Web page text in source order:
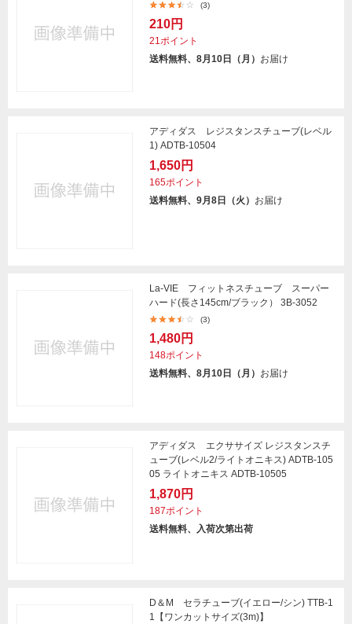
(3)
210円
21ポイント
送料無料、8月10日（月） お届け
アディダス レジスタンスチューブ(レベル
1) ADTB-10504
1,650円
165ポイント
送料無料、9月8日（火） お届け
La-VIE フィットネスチューブ スーパー
ハード(長さ145cm/ブラック） 3B-3052
(3)
1,480円
148ポイント
送料無料、8月10日（月） お届け
アディダス エクササイズ レジスタンスチ
ューブ(レベル2/ライトオニキス) ADTB-105
05 ライトオニキス ADTB-10505
1,870円
187ポイント
送料無料、入荷次第出荷
D＆M セラチューブ(イエロー/シン) TTB-1
1【ワンカットサイズ(3m)】